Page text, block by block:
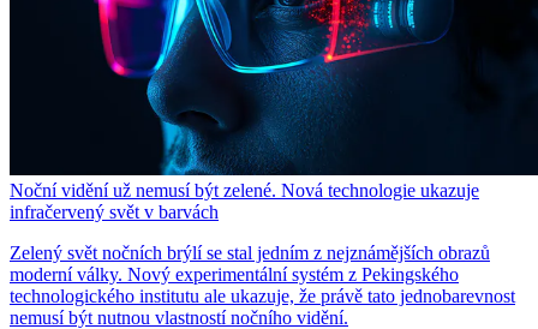
Noční vidění už nemusí být zelené. Nová technologie ukazuje
infračervený svět v barvách
Zelený svět nočních brýlí se stal jedním z nejznámějších obrazů
moderní války. Nový experimentální systém z Pekingského
technologického institutu ale ukazuje, že právě tato jednobarevnost
nemusí být nutnou vlastností nočního vidění.